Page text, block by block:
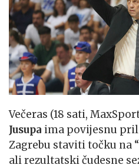
Večeras (18 sati,
Jusupa ima povijesnu
Zagrebu staviti točku na
ali rezultatski čudesne